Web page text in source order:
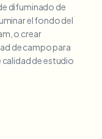
difuminado de
el fondo del
o crear
de campo para
de estudio